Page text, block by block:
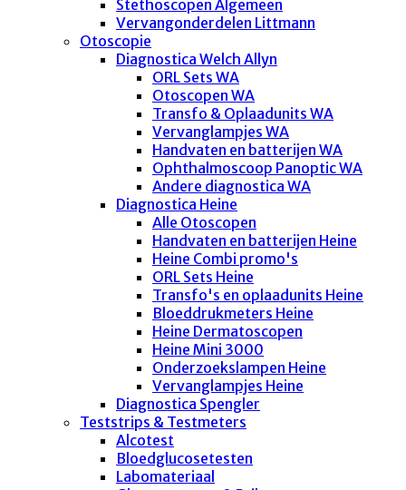
Stethoscopen Algemeen
Vervangonderdelen Littmann
Otoscopie
Diagnostica Welch Allyn
ORL Sets WA
Otoscopen WA
Transfo & Oplaadunits WA
Vervanglampjes WA
Handvaten en batterijen WA
Ophthalmoscoop Panoptic WA
Andere diagnostica WA
Diagnostica Heine
Alle Otoscopen
Handvaten en batterijen Heine
Heine Combi promo's
ORL Sets Heine
Transfo's en oplaadunits Heine
Bloeddrukmeters Heine
Heine Dermatoscopen
Heine Mini 3000
Onderzoekslampen Heine
Vervanglampjes Heine
Diagnostica Spengler
Teststrips & Testmeters
Alcotest
Bloedglucosetesten
Labomateriaal